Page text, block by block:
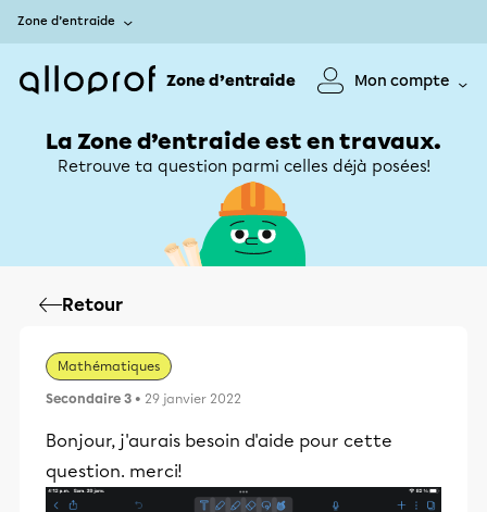
Zone d’entraide
Zone d’entraide Mon compte
La Zone d’entraide est en travaux.
Retrouve ta question parmi celles déjà posées!
Retour
Mathématiques
Secondaire 3 • 29 janvier 2022
Bonjour, j'aurais besoin d'aide pour cette
question. merci!